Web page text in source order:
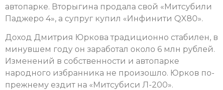
автопарке. Вторыгина продала свой «Митсубили
Паджеро 4», а супруг купил «Инфинити QX80».
Доход Дмитрия Юркова традиционно стабилен, в
минувшем году он заработал около 6 млн рублей.
Изменений в собственности и автопарке
народного избранника не произошло. Юрков по-
прежнему ездит на «Митсубиси Л-200».